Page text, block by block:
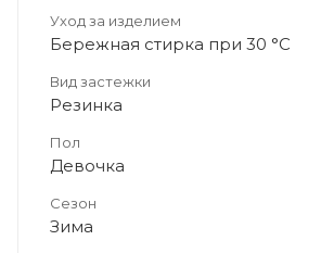
Уход за изделием
Бережная стирка при 30 °C
Вид застежки
Резинка
Пол
Девочка
Сезон
Зима